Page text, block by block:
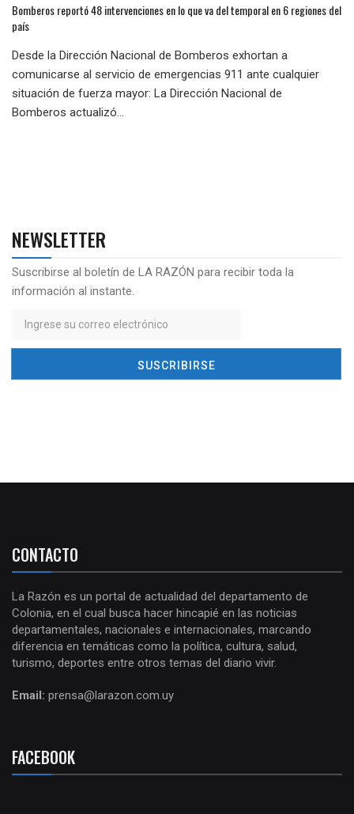
Bomberos reportó 48 intervenciones en lo que va del temporal en 6 regiones del
país
Desde la Dirección Nacional de Bomberos exhortan a
comunicarse al servicio de emergencias 911 ante cualquier
situación de fuerza mayor: La Dirección Nacional de
Bomberos actualizó...
NEWSLETTER
Suscribirse al boletín de LA RAZÓN para recibir toda la
información al instante.
CONTACTO
La Razón es un portal de actualidad del departamento de
Colonia, en el cual busca hacer hincapié en las noticias
departamentales, nacionales e internacionales, marcando
diferencia en temáticas como la política, cultura, salud,
turismo, deportes entre otros temas del diario vivir.
Email: prensa@larazon.com.uy
FACEBOOK